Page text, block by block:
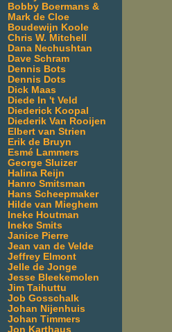
Bobby Boermans &
Mark de Cloe
Boudewijn Koole
Chris W. Mitchell
Dana Nechushtan
Dave Schram
Dennis Bots
Dennis Dots
Dick Maas
Diede In 't Veld
Diederick Koopal
Diederik Van Rooijen
Elbert van Strien
Erik de Bruyn
Esmé Lammers
George Sluizer
Halina Reijn
Hanro Smitsman
Hans Scheepmaker
Hilde van Mieghem
Ineke Houtman
Ineke Smits
Janice Pierre
Jean van de Velde
Jeffrey Elmont
Jelle de Jonge
Jesse Bleekemolen
Jim Taihuttu
Job Gosschalk
Johan Nijenhuis
Johan Timmers
Jon Karthaus